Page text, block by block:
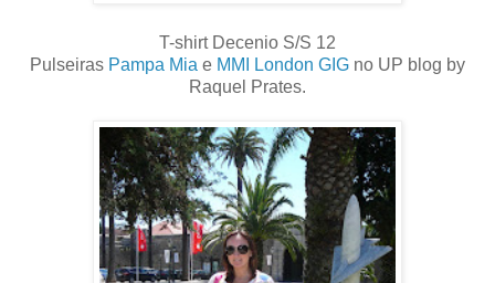
T-shirt Decenio S/S 12
Pulseiras Pampa Mia e MMI London GIG no UP blog by
Raquel Prates.